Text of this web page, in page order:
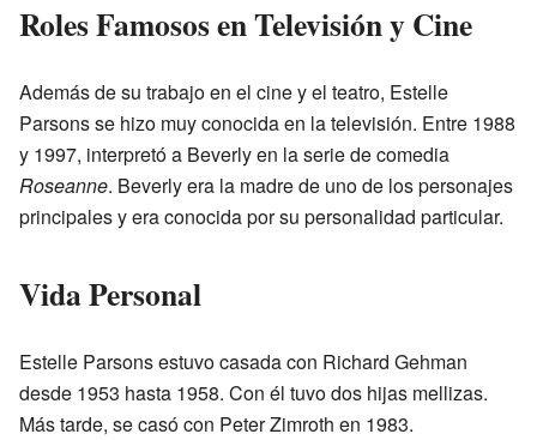
Roles Famosos en Televisión y Cine
Además de su trabajo en el cine y el teatro, Estelle
Parsons se hizo muy conocida en la televisión. Entre 1988
y 1997, interpretó a Beverly en la serie de comedia
Roseanne. Beverly era la madre de uno de los personajes
principales y era conocida por su personalidad particular.
Vida Personal
Estelle Parsons estuvo casada con Richard Gehman
desde 1953 hasta 1958. Con él tuvo dos hijas mellizas.
Más tarde, se casó con Peter Zimroth en 1983.